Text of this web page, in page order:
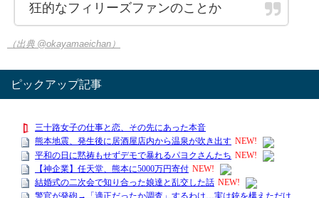
狂的なフィリーズファンのことか
（出典 @okayamaeichan）
ピックアップ記事